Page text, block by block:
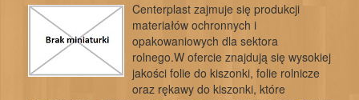
Centerplast zajmuje się produkcji
materiałów ochronnych i
opakowaniowych dla sektora
rolnego.W ofercie znajdują się wysokiej
jakości folie do kiszonki, folie rolnicze
oraz rękawy do kiszonki, które